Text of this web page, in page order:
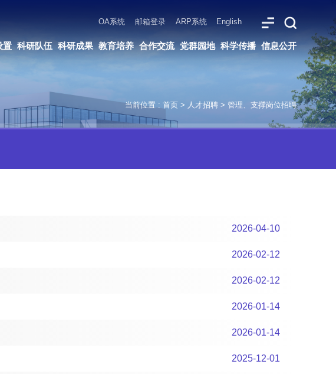
English
当前位置 : 首页 > 人才招聘> 管理、支撑岗位招聘
2026-04-10
2026-02-12
2026-02-12
2026-01-14
2026-01-14
2025-12-01